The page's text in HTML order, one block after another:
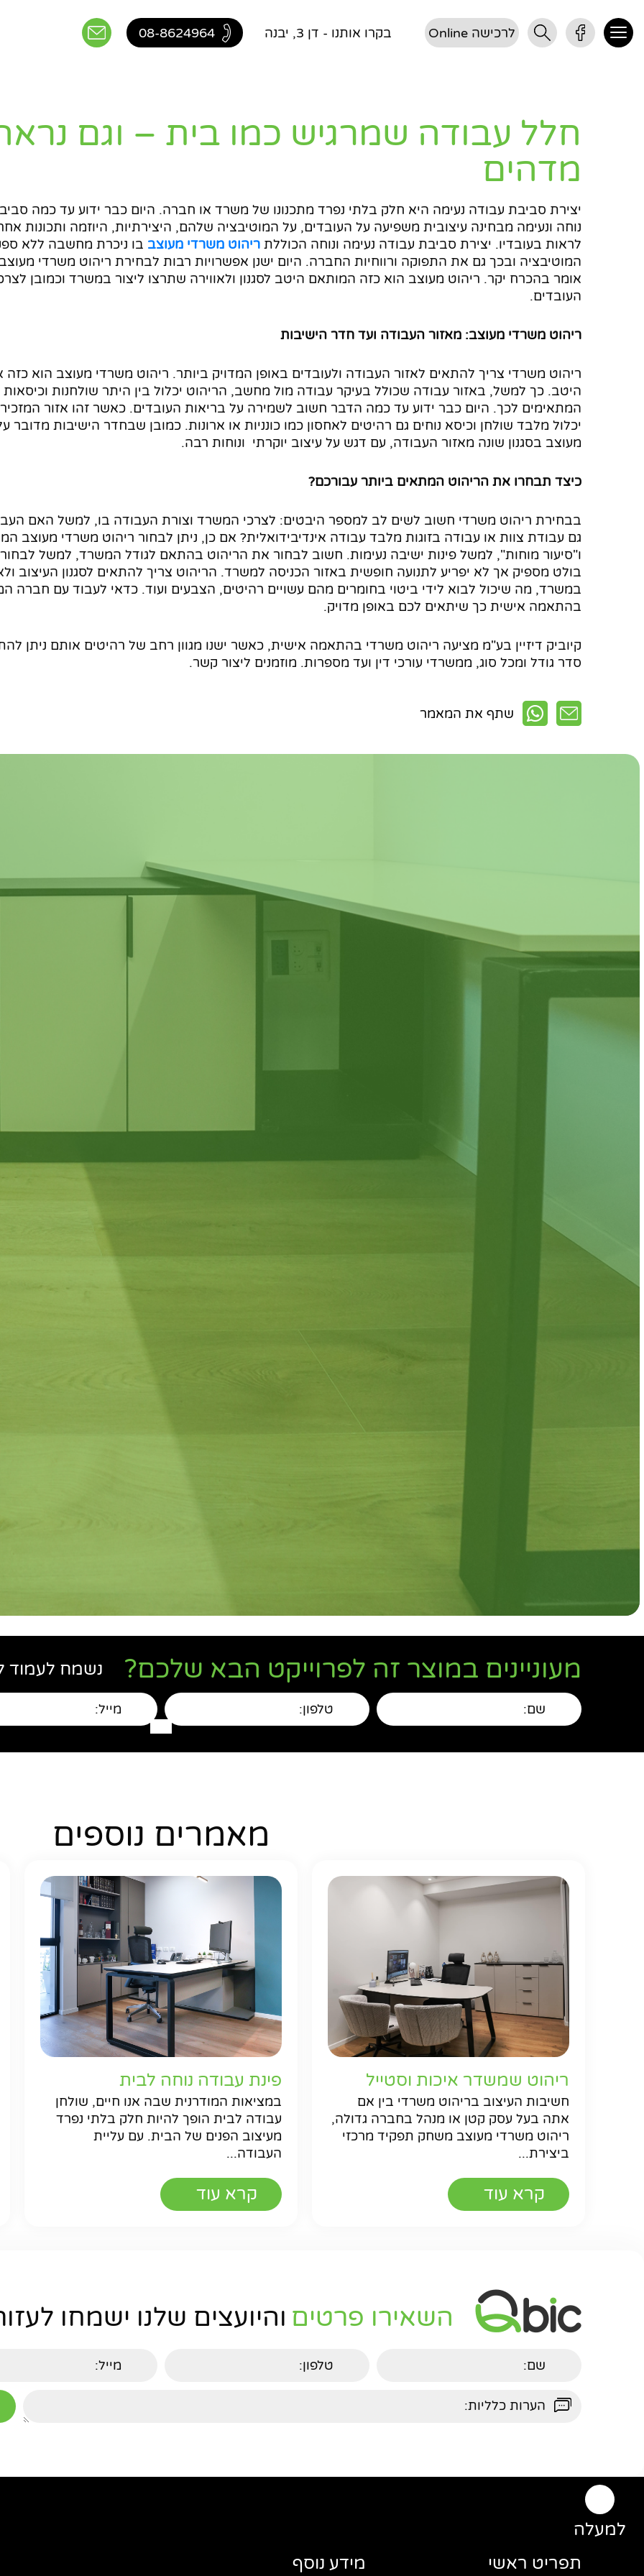
לרכישה Online בקרו אותנו - דן 3, יבנה 08-8624964
חלל עבודה שמרגיש כמו בית – וגם
מדהים
יצירת סביבת עבודה נעימה היא חלק בלתי נפרד מתכנונו של משרד או חברה. היום כבר ידוע עד כמה
נוחה ונעימה מבחינה עיצובית משפיעה על העובדים, על המוטיבציה שלהם, היצירתיות, היוזמה ותכונות
לראות בעובדיו. יצירת סביבת עבודה נעימה ונוחה הכוללת ריהוט משרדי מעוצב בו ניכרת מחשבה ללא
המוטיבציה ובכך גם את התפוקה ורווחיות החברה. היום ישנן אפשרויות רבות לבחירת ריהוט משרדי
אומר בהכרח יקר. ריהוט מעוצב הוא כזה המותאם היטב לסגנון ולאווירה שתרצו ליצור במשרד וכמובן
העובדים.
ריהוט משרדי מעוצב: מאזור העבודה ועד חדר הישיבות
ריהוט משרדי צריך להתאים לאזור העבודה ולעובדים באופן המדויק ביותר. ריהוט משרדי מעוצב הוא
היטב. כך למשל, באזור עבודה שכולל בעיקר עבודה מול מחשב, הריהוט יכלול בין היתר שולחנות וכיסאות
המתאימים לכך. היום כבר ידוע עד כמה הדבר חשוב לשמירה על בריאות העובדים. כאשר זהו אזור
יכלול מלבד שולחן וכיסא נוחים גם רהיטים לאחסון כמו כונניות או ארונות. כמובן שבחדר הישיבות מדובר
מעוצב בסגנון שונה מאזור העבודה, עם דגש על עיצוב יוקרתי ונוחות רבה.
כיצד תבחרו את הריהוט המתאים ביותר עבורכם?
בבחירת ריהוט משרדי חשוב לשים לב למספר היבטים: לצרכי המשרד וצורת העבודה בו, למשל האם
גם עבודת צוות או עבודה בזוגות מלבד עבודה אינדיבידואלית? אם כן, ניתן לבחור ריהוט משרדי מעוצב
ו"סיעור מוחות", למשל פינות ישיבה נעימות. חשוב לבחור את הריהוט בהתאם לגודל המשרד, למשל
בולט מספיק אך לא יפריע לתנועה חופשית באזור הכניסה למשרד. הריהוט צריך להתאים לסגנון העיצוב
במשרד, מה שיכול לבוא לידי ביטוי בחומרים מהם עשויים רהיטים, הצבעים ועוד. כדאי לעבוד עם חברה
בהתאמה אישית כך שיתאים לכם באופן מדויק.
קיוביק דיזיין בע"מ מציעה ריהוט משרדי בהתאמה אישית, כאשר ישנו מגוון רחב של רהיטים אותם ניתן
סדר גודל ומכל סוג, ממשרדי עורכי דין ועד מספרות. מוזמנים ליצור קשר.
שתף את המאמר
מעוניינים במוצר זה לפרוייקט הבא שלכם? נשמח לעמוד
מאמרים נוספים
ריהוט שמשדר איכות וסטייל
חשיבות העיצוב בריהוט משרדי בין אם
אתה בעל עסק קטן או מנהל בחברה גדולה,
ריהוט משרדי מעוצב משחק תפקיד מרכזי
ביצירת...
קרא עוד
פינת עבודה נוחה לבית
במציאות המודרנית שבה אנו חיים, שולחן
עבודה לבית הופך להיות חלק בלתי נפרד
מעיצוב הפנים של הבית. עם עליית
העבודה...
קרא עוד
השאירו פרטים והיועצים שלנו ישמחו
תפריט ראשי
מידע נוסף